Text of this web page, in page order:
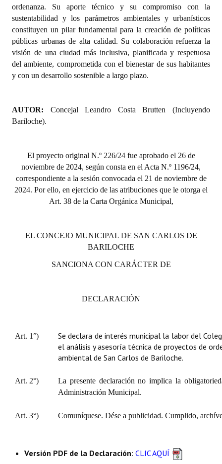
Banca del Vecino - Registro
Huéspedes de Honor - Registro
Antiguos Pobladores - Registro
Reconocimientos - Registro
Entrega de distinciones
ordenanza. Su aporte técnico y su compromiso con la
sustentabilidad y los parámetros ambientales y urbanísticos
constituyen un pilar fundamental para la creación de políticas
públicas urbanas de alta calidad. Su colaboración refuerza la
visión de una ciudad más inclusiva, planificada y respetuosa
del ambiente, comprometida con el bienestar de sus habitantes
y con un desarrollo sostenible a largo plazo.
AUTOR: Concejal Leandro Costa Brutten (Incluyendo
Bariloche).
El proyecto original N.º 226/24 fue aprobado el 26 de
noviembre de 2024, según consta en el Acta N.º 1196/24,
correspondiente a la sesión convocada el 21 de noviembre de
2024. Por ello, en ejercicio de las atribuciones que le otorga el
Art. 38 de la Carta Orgánica Municipal,
EL CONCEJO MUNICIPAL DE SAN CARLOS DE
BARILOCHE
SANCIONA CON CARÁCTER DE
DECLARACIÓN
Art. 1°)
Se declara de interés municipal la labor del
el análisis y asesoría técnica de proyectos de
ambiental de San Carlos de Bariloche.
Art. 2°)
La presente declaración no implica la
Administración Municipal.
Art. 3°) Comuníquese. Dése a publicidad. Cumplido,
Versión PDF de la Declaración: CLIC AQUÍ